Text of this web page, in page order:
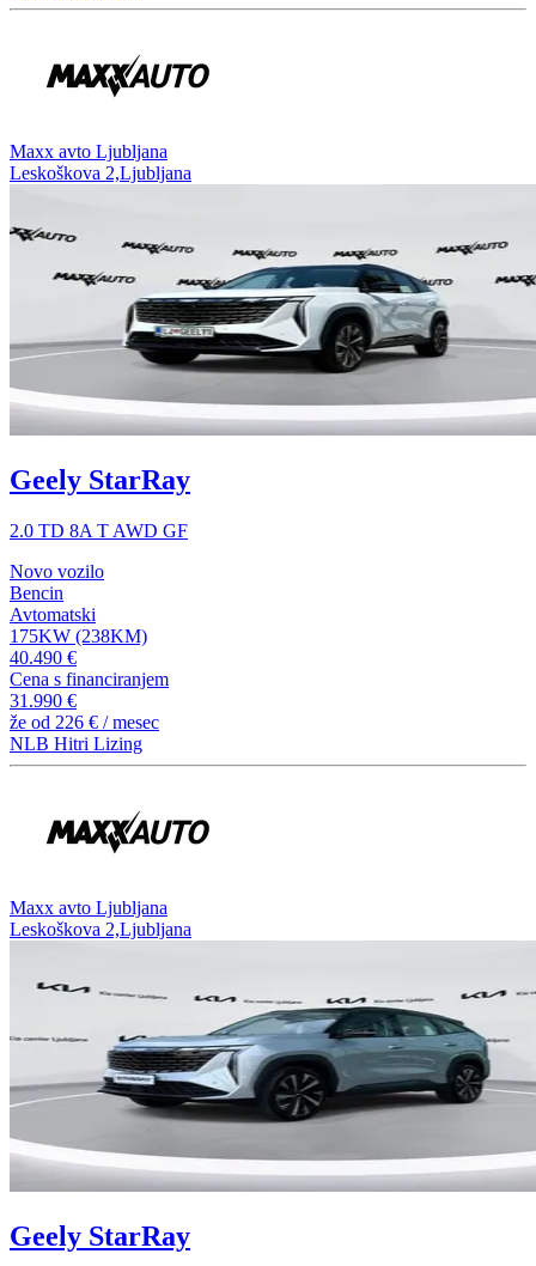
⁠Maxx avto Ljubljana
Leskoškova 2,Ljubljana
Geely StarRay
2.0 TD 8A T AWD GF
Novo vozilo
Bencin
Avtomatski
175KW (238KM)
40.490 €
Cena s financiranjem
31.990 €
že od 226 € / mesec
NLB Hitri Lizing
⁠Maxx avto Ljubljana
Leskoškova 2,Ljubljana
Geely StarRay